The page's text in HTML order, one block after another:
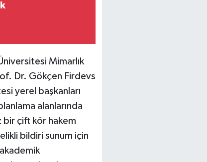
Mimarlık
Dr. Gökçen Firdevs
yerel başkanları
alanlarında
bir çift kör hakem
bildiri sunum için